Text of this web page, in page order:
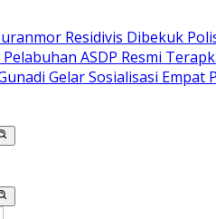
Residivis Dibekuk
Pelabuhan ASDP Resmi
Gelar Sosialisasi